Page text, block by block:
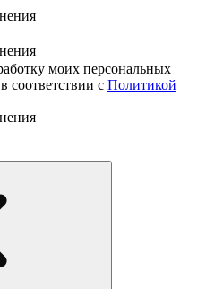
моих персональных
соответствии с Политикой